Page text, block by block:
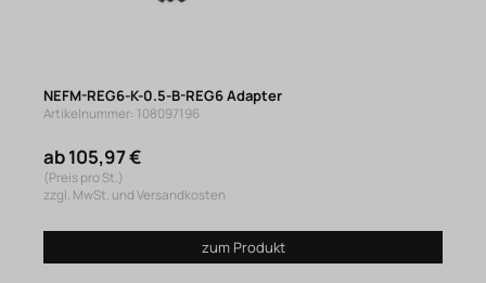
NEFM-REG6-K-0.5-B-REG6 Adapter
Artikelnummer: 108097196
ab 105,97 €
(Preis pro St.)
zzgl. MwSt. und Versandkosten
zum Produkt